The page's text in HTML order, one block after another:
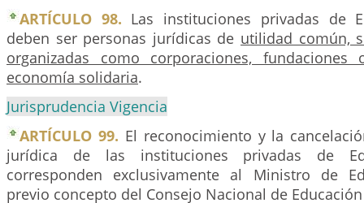
ARTÍCULO 98. Las instituciones privadas de
deben ser personas jurídicas de utilidad común,
organizadas como corporaciones,
economía solidaria.
Jurisprudencia Vigencia
ARTÍCULO 99. El reconocimiento y la
jurídica de las instituciones privadas de
corresponden exclusivamente al Ministro de
previo concepto del Consejo Nacional de Educación